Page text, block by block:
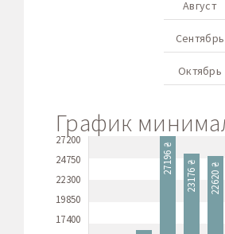
Август
Сентябрь
Октябрь
График
27200
24750
22300
19850
17400
27196 ₴
23176 ₴ 22620 ₴